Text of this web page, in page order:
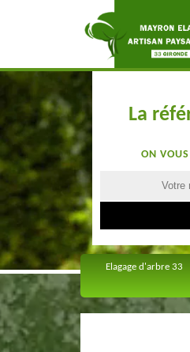
La
ON
Elagage d'arbre 33